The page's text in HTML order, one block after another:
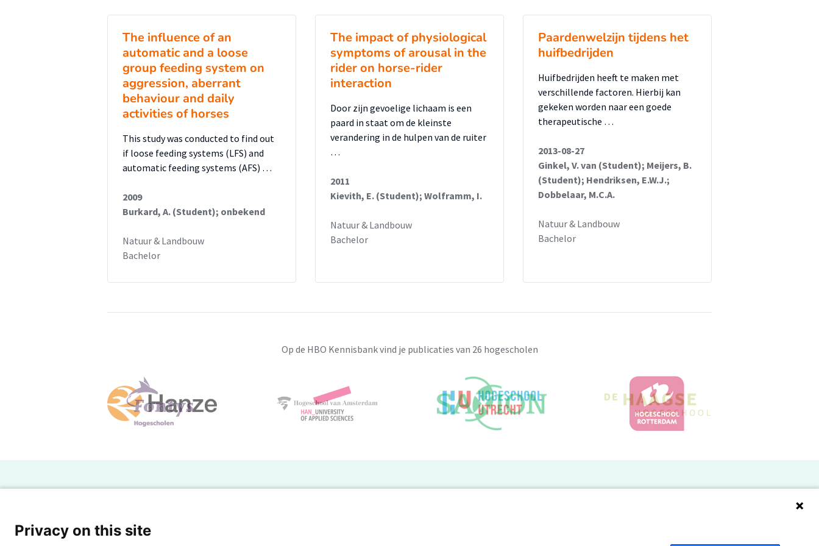
The influence of an
automatic and a loose
group feeding system on
aggression, aberrant
behaviour and daily
activities of horses
This study was conducted to find out
if loose feeding systems (LFS) and
automatic feeding systems (AFS) …
2009
Burkard, A. (Student); onbekend
Natuur & Landbouw
Bachelor
The impact of physiological
symptoms of arousal in the
rider on horse-rider
interaction
Door zijn gevoelige lichaam is een
paard in staat om de kleinste
verandering in de hulpen van de ruiter
…
2011
Kievith, E. (Student); Wolframm, I.
Natuur & Landbouw
Bachelor
Paardenwelzijn tijdens het
huifbedrijden
Huifbedrijden heeft te maken met
verschillende factoren. Hierbij kan
gekeken worden naar een goede
therapeutische …
2013-08-27
Ginkel, V. van (Student); Meijers, B.
(Student); Hendriksen, E.W.J.;
Dobbelaar, M.C.A.
Natuur & Landbouw
Bachelor
Op de HBO Kennisbank vind je publicaties van 26 hogescholen
Powered by SURF
Privacy on this site